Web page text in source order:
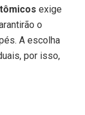
exige
o
A escolha
por isso,